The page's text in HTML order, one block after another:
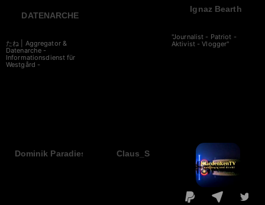
DATENARCHE
たね | Aggregator &
Datenarche -
Informationsdienst für
Westgård -
Ignaz Bearth
"Journalist - Patriot -
Aktivist - Vlogger"
Dominik Paradies Claus_S